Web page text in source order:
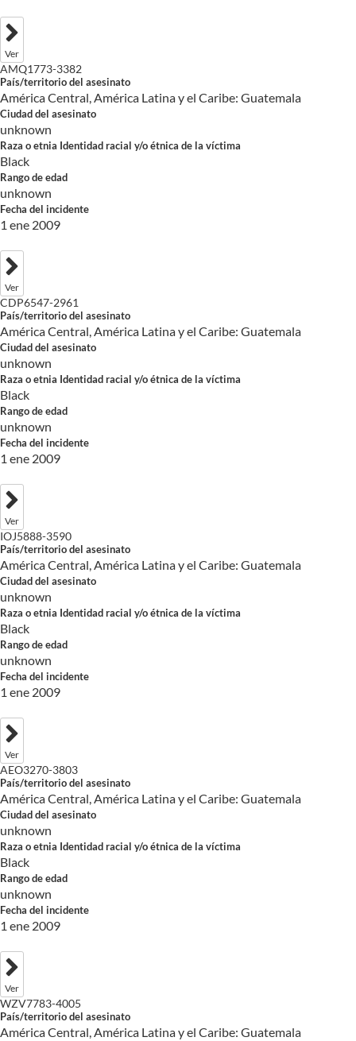
Ver
AMQ1773-3382
País/territorio del asesinato
América Central, América Latina y el Caribe: Guatemala
Ciudad del asesinato
unknown
Raza o etnia Identidad racial y/o étnica de la víctima
Black
Rango de edad
unknown
Fecha del incidente
1 ene 2009
Ver
CDP6547-2961
País/territorio del asesinato
América Central, América Latina y el Caribe: Guatemala
Ciudad del asesinato
unknown
Raza o etnia Identidad racial y/o étnica de la víctima
Black
Rango de edad
unknown
Fecha del incidente
1 ene 2009
Ver
IOJ5888-3590
País/territorio del asesinato
América Central, América Latina y el Caribe: Guatemala
Ciudad del asesinato
unknown
Raza o etnia Identidad racial y/o étnica de la víctima
Black
Rango de edad
unknown
Fecha del incidente
1 ene 2009
Ver
AEO3270-3803
País/territorio del asesinato
América Central, América Latina y el Caribe: Guatemala
Ciudad del asesinato
unknown
Raza o etnia Identidad racial y/o étnica de la víctima
Black
Rango de edad
unknown
Fecha del incidente
1 ene 2009
Ver
WZV7783-4005
País/territorio del asesinato
América Central, América Latina y el Caribe: Guatemala